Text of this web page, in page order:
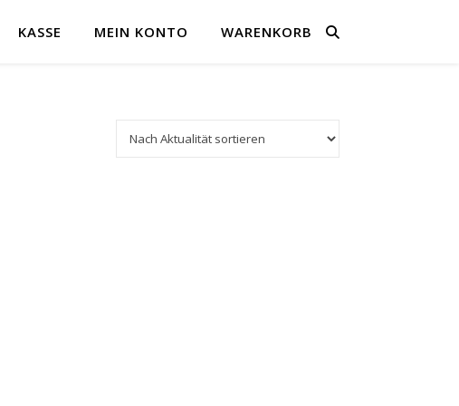
KASSE MEIN KONTO WARENKORB